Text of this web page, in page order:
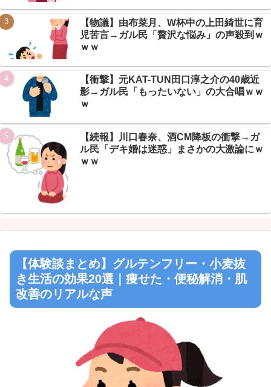
Powered by livedoor 相互RSS
【物議】由布菜月、W杯中の上田綺世に育
児苦言→ガル民「贅沢な悩み」の声殺到ｗ
ｗｗ
【衝撃】元KAT-TUN田口淳之介の40歳近
影→ガル民「もったいない」の大合唱ｗｗ
ｗ
【続報】川口春奈、酒CM降板の衝撃→ガ
ル民「デキ婚は迷惑」まさかの大激論にｗ
ｗｗ
【体験談まとめ】グルテンフリー・小麦抜
き生活の効果20選｜痩せた・便秘解消・肌
改善のリアルな声